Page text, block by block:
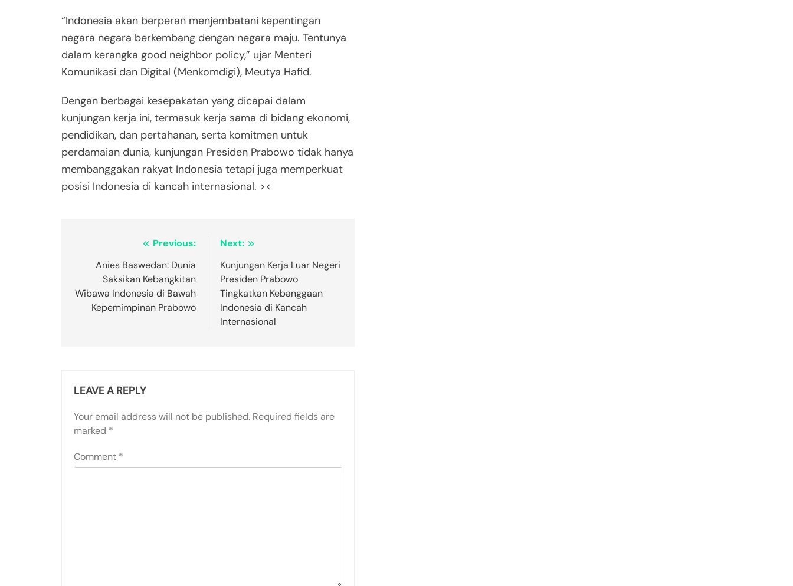
“Indonesia akan berperan menjembatani kepentingan
negara negara berkembang dengan negara maju. Tentunya
dalam kerangka good neighbor policy,” ujar Menteri
Komunikasi dan Digital (Menkomdigi), Meutya Hafid.
Dengan berbagai kesepakatan yang dicapai dalam
kunjungan kerja ini, termasuk kerja sama di bidang ekonomi,
pendidikan, dan pertahanan, serta komitmen untuk
perdamaian dunia, kunjungan Presiden Prabowo tidak hanya
membanggakan rakyat Indonesia tetapi juga memperkuat
posisi Indonesia di kancah internasional. ><
navigation
Previous:
Anies Baswedan: Dunia
Saksikan Kebangkitan
Wibawa Indonesia di Bawah
Kepemimpinan Prabowo
Next:
Kunjungan Kerja Luar Negeri
Presiden Prabowo
Tingkatkan Kebanggaan
Indonesia di Kancah
Internasional
LEAVE A REPLY
Your email address will not be published. Required fields are
marked *
Comment *